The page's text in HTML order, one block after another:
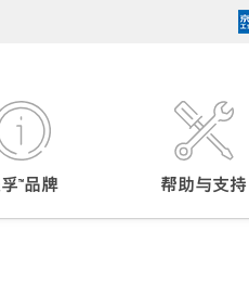
™品牌 帮助与支持